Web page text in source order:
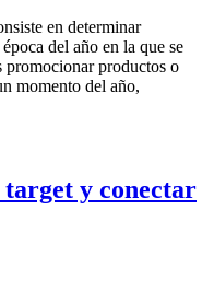
en determinar
del año en la que se
productos o
momento del año,
y conectar